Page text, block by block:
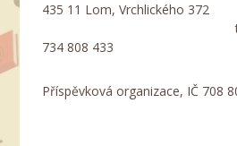
435 11 Lom,
tel. 476
734 808 433
Příspěvková organizace, IČ 708